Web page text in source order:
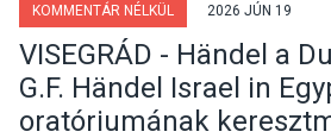
KOMMENTÁR NÉLKÜL 2026 JÚN 19
VISEGRÁD - Händel a
G.F. Händel Israel in
oratóriumának